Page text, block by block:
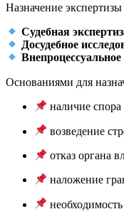
Назначение
Судебная
Досудебное
Основаниями для
наличие
возведение
отказ органа
наложение